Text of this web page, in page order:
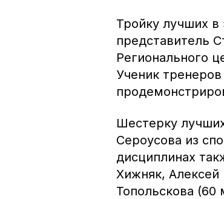
Тройку лучших
представитель
Регионального
Ученик
Шестерку
Сероусова из
дисциплинах
Хижняк, Алексей
Топольскова